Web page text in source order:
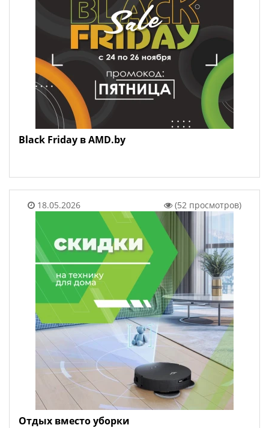
Black Friday в AMD.by
18.05.2026 (52 просмотров)
Отдых вместо уборки